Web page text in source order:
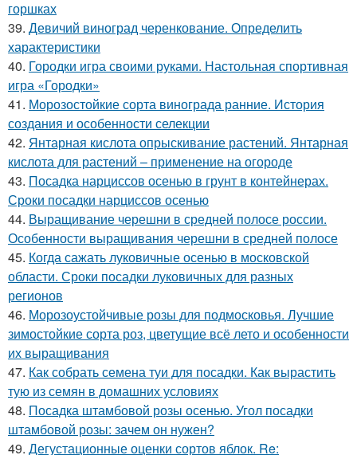
горшках
39. Девичий виноград черенкование. Определить
характеристики
40. Городки игра своими руками. Настольная спортивная
игра «Городки»
41. Морозостойкие сорта винограда ранние. История
создания и особенности селекции
42. Янтарная кислота опрыскивание растений. Янтарная
кислота для растений – применение на огороде
43. Посадка нарциссов осенью в грунт в контейнерах.
Сроки посадки нарциссов осенью
44. Выращивание черешни в средней полосе россии.
Особенности выращивания черешни в средней полосе
45. Когда сажать луковичные осенью в московской
области. Сроки посадки луковичных для разных
регионов
46. Морозоустойчивые розы для подмосковья. Лучшие
зимостойкие сорта роз, цветущие всё лето и особенности
их выращивания
47. Как собрать семена туи для посадки. Как вырастить
тую из семян в домашних условиях
48. Посадка штамбовой розы осенью. Угол посадки
штамбовой розы: зачем он нужен?
49. Дегустационные оценки сортов яблок. Re: